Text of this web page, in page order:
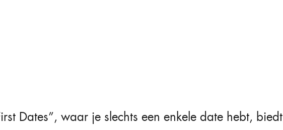
Dates”, waar je slechts een enkele date hebt, biedt